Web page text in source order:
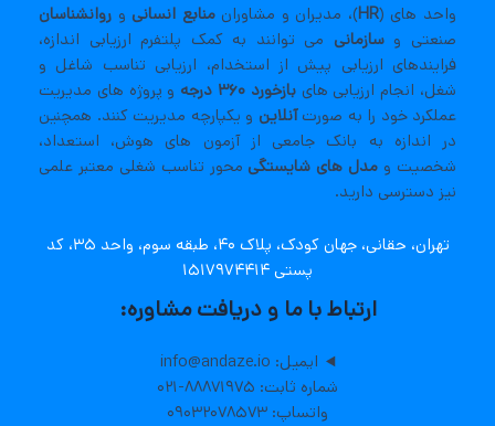
واحد های (
HR
)، مديران و مشاورانمنابع انسانی و روانشناسان
صنعتی وسازمانی می توانند به کمک پلتفرم ارزیابی اندازه،
فرایندهای ارزیابی پیش از استخدام، ارزیابی تناسب شاغل و
شغل، انجام ارزیابی هایبازخورد ۳۶۰ درجه
و پروژه های مدیریت
عملکرد خود را به صورتآنلاین و یکپارچه مدیریت کنند. همچنین
در اندازه به بانک جامعی از آزمون های هوش، استعداد،
شخصیت و مدل های شایستگی محور تناسب شغلی معتبر علمی
نیز دسترسی دارید.
تهران، حقانی، جهان کودک، پلاک ۴۰، طبقه سوم، واحد ۳۵، کد
پستی ۱۵۱۷۹۷۴۴۱۴
ارتباط با ما و دریافت مشاوره:
ایمیل: info@andaze.io
شماره ثابت: ۸۸۸۷۱۹۷۵-۰۲۱
واتساپ: ۰۹۰۳۲۰۷۸۵۷۳